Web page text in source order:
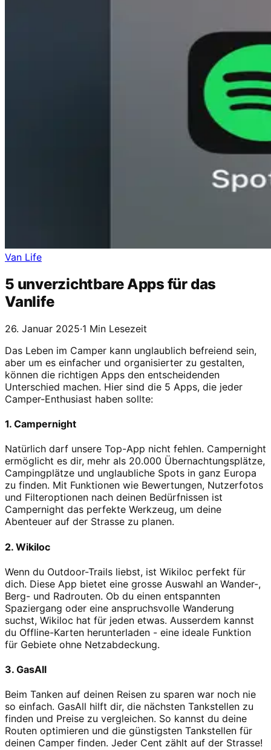
Van Life
5 unverzichtbare Apps für das
Vanlife
26. Januar 2025·1 Min Lesezeit
Das Leben im Camper kann unglaublich befreiend sein,
aber um es einfacher und organisierter zu gestalten,
können die richtigen Apps den entscheidenden
Unterschied machen. Hier sind die 5 Apps, die jeder
Camper-Enthusiast haben sollte:
1. Campernight
Natürlich darf unsere Top-App nicht fehlen. Campernight
ermöglicht es dir, mehr als 20.000 Übernachtungsplätze,
Campingplätze und unglaubliche Spots in ganz Europa
zu finden. Mit Funktionen wie Bewertungen, Nutzerfotos
und Filteroptionen nach deinen Bedürfnissen ist
Campernight das perfekte Werkzeug, um deine
Abenteuer auf der Strasse zu planen.
2. Wikiloc
Wenn du Outdoor-Trails liebst, ist Wikiloc perfekt für
dich. Diese App bietet eine grosse Auswahl an Wander-,
Berg- und Radrouten. Ob du einen entspannten
Spaziergang oder eine anspruchsvolle Wanderung
suchst, Wikiloc hat für jeden etwas. Ausserdem kannst
du Offline-Karten herunterladen - eine ideale Funktion
für Gebiete ohne Netzabdeckung.
3. GasAll
Beim Tanken auf deinen Reisen zu sparen war noch nie
so einfach. GasAll hilft dir, die nächsten Tankstellen zu
finden und Preise zu vergleichen. So kannst du deine
Routen optimieren und die günstigsten Tankstellen für
deinen Camper finden. Jeder Cent zählt auf der Strasse!